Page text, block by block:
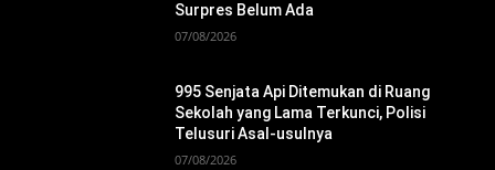
Surpres Belum Ada
07/08/2026
995 Senjata Api Ditemukan di Ruang
Sekolah yang Lama Terkunci, Polisi
Telusuri Asal-usulnya
07/08/2026